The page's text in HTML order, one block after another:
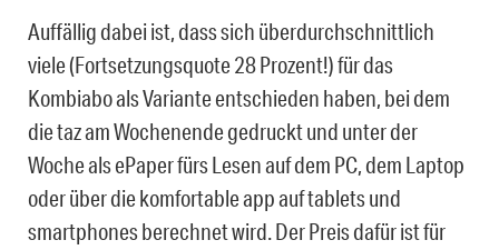
Auffällig dabei ist, dass sich überdurchschnittlich
viele (Fortsetzungsquote 28 Prozent!) für das
Kombiabo als Variante entschieden haben, bei dem
die taz am Wochenende gedruckt und unter der
Woche als ePaper fürs Lesen auf dem PC, dem Laptop
oder über die komfortable app auf tablets und
smartphones berechnet wird. Der Preis dafür ist für